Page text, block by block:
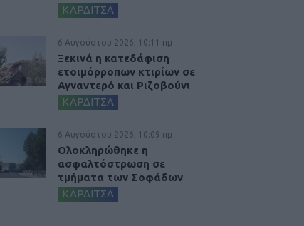
ΚΑΡΔΙΤΣΑ
6 Αυγούστου 2026, 10:11 πμ
Ξεκινά η κατεδάφιση
ετοιμόρροπων κτιρίων σε
Αγναντερό και Ριζοβούνι
ΚΑΡΔΙΤΣΑ
6 Αυγούστου 2026, 10:09 πμ
Ολοκληρώθηκε η
ασφαλτόστρωση σε
τμήματα των Σοφάδων
ΚΑΡΔΙΤΣΑ